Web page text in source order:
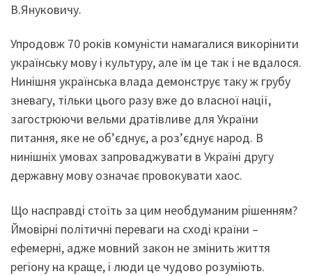
В.Януковичу.
Упродовж 70 років комуністи намагалися викорінити
українську мову і культуру, але їм це так і не вдалося.
Нинішня українська влада демонструє таку ж грубу
зневагу, тільки цього разу вже до власної нації,
загострюючи вельми дратівливе для України
питання, яке не об’єднує, а роз’єднує народ. В
нинішніх умовах запроваджувати в Україні другу
державну мову означає провокувати хаос.
Що насправді стоїть за цим необдуманим рішенням?
Ймовірні політичні переваги на сході країни –
ефемерні, адже мовний закон не змінить життя
регіону на краще, і люди це чудово розуміють.